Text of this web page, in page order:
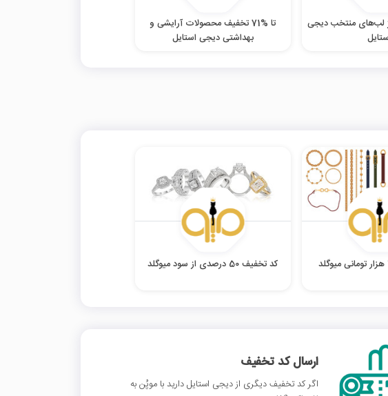
رژ لب‌های منتخب دیجی
تا %71 تخفیف محصولات آرایشی و
بهداشتی دیجی استایل
کد تخفیف 50 درصدی از سود میوگلد
ارسال کد تخفیف
اگر کد تخفیف دیگری از دیجی استایل دارید با موپُن به